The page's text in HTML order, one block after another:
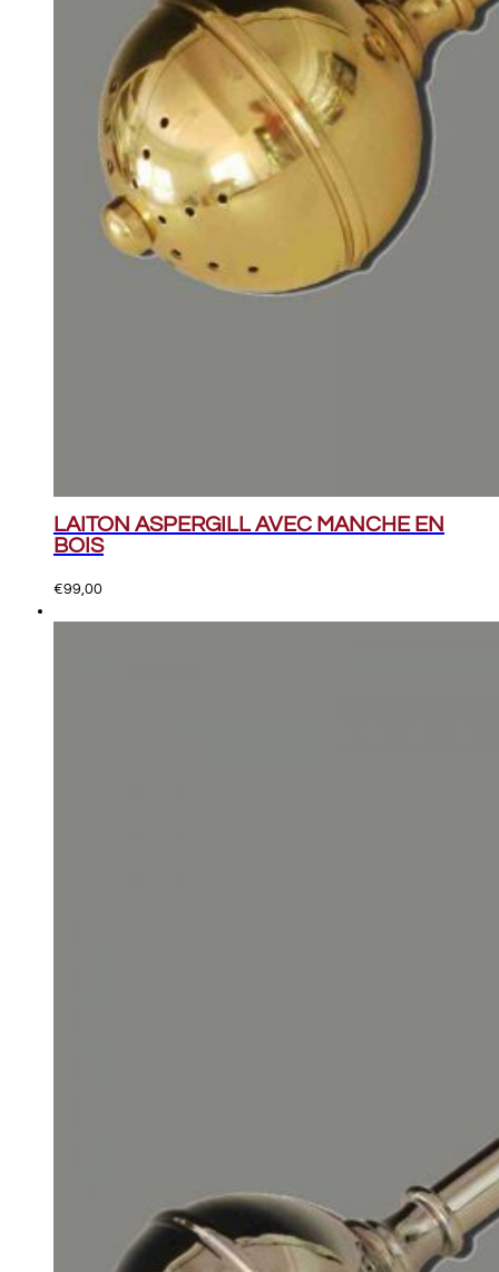
LAITON ASPERGILL AVEC MANCHE EN
BOIS
€99,00